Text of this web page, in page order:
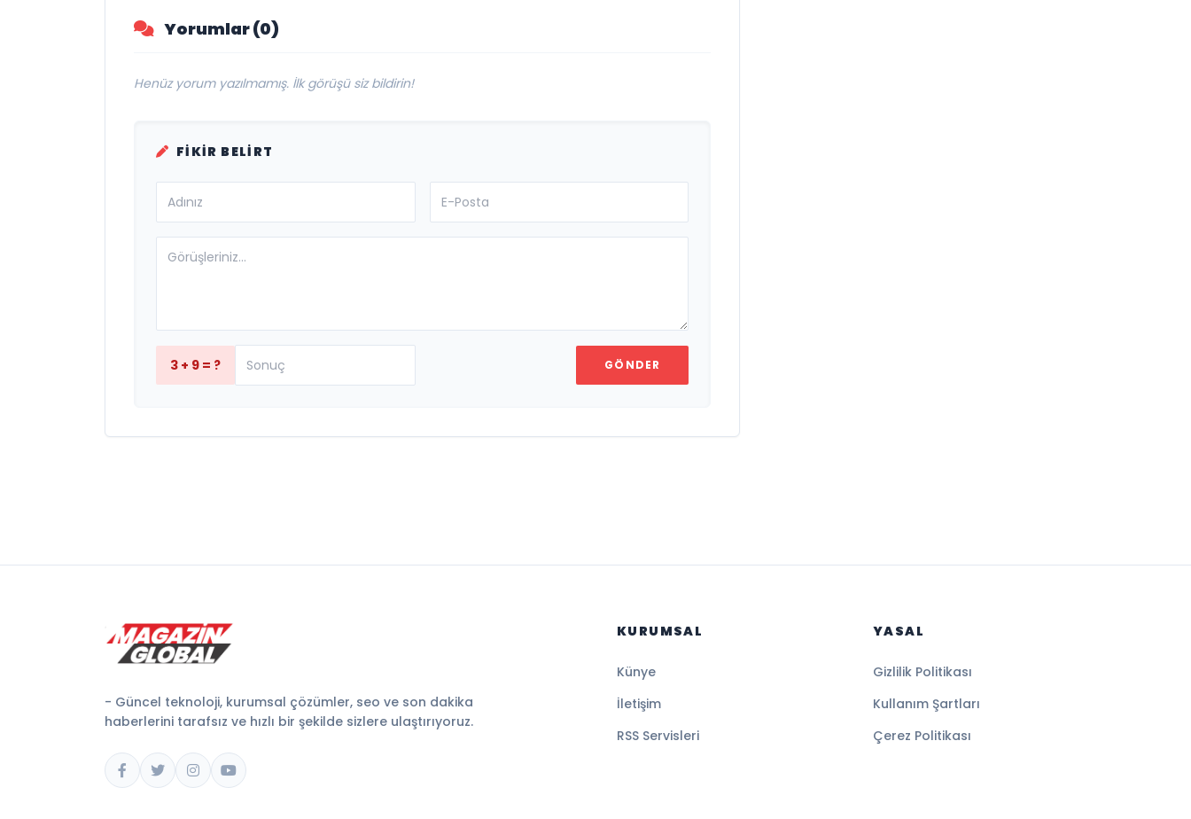
Yorumlar (0)
Henüz yorum yazılmamış. İlk görüşü siz bildirin!
FIKIR BELIRT
3 + 9 = ? GÖNDER
- Güncel teknoloji, kurumsal çözümler, seo ve son dakika
haberlerini tarafsız ve hızlı bir şekilde sizlere ulaştırıyoruz.
KURUMSAL
Künye
İletişim
RSS Servisleri
YASAL
Gizlilik Politikası
Kullanım Şartları
Çerez Politikası